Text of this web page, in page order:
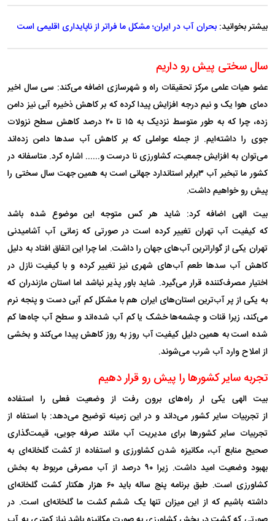
بیشتر بخوانید:بحران آب در ایران؛ مشکل ما فراتر از ناپایداری اقلیمی است
سال سختی پیش رو داریم
عضو هیات علمی مرکز تحقیقات راه و شهر‌سازی اضافه می‌کند: سی سال اخیر
دمای هوا یک و نیم درجه افزایش پیدا کرده که بر کاهش ذخیره آبی نیز دامن
زده، چرا که به طور متوسط نزدیک به ۱۵ تا ۲۰ درصد کاهش سطح نزولات
جوی را داشته‌ایم. از جمله عواملی که بر کاهش آب سد‌ها دامن زده‌اند
می‌توان به افزایش جمعیت، کشاورزی نا درست و...... اشاره کرد. متاسفانه در
کشور ما تبخیر آب ۳برابر استاندارد جهانی است به همین جهت سال سختی را
پیش رو خواهیم داشت.
بیت الهی اضافه کرد: شاید هر کس متوجه این موضوع شده باشد
که کیفیت آب تهران تغییر کرده است در صورتی که زمانی آب آشامیدنی
تهران یکی از گواراترین آب‌های جهان را داشت. اما چرا این اتفاق افتاد به دلیل
کاهش آب سدها طعم آب‌های شهری نیز تغییر کرده و با کیفیت نازل در
اختیار مصرف‌کننده قرار می‌گیرد. شاید باور پذیر نباشد اما استان مازندران که
به یکی از پر آب‌ترین استان‌های ایران هم با مشکل کم آبی دست و پنجه نرم
می‌کند، زیرا قنات و چشمه‌ها خشک یا کم آب شده‌اند و سطح آب چاه‌ها کم
شده است به همین دلیل کیفیت آب روز به روز کاهش پیدا می‌کند و بخشی
از املاح وارد آب شرب می‌شوند.
تجربه سایر کشور‌ها را پیش رو قرار دهیم
بیت الهی یکی ار راه‌های برون رفت از وضعیت فعلی را استفاده
از تجربیات سایر کشور می‌داند و در این زمینه توضیح می‌دهد: با استفاه از
تجربیات سایر کشور‌ها برای مدیریت آب مانند صرفه جویی، قیمت‌گذاری
صحیح منابع آب، مکانیزه شدن کشاورزی و استفاده از کشت گلخانه‌ای به
بهبود وضعیت امید داشت. زیرا ۹۰ درصد از آب مصرفی مربوط به بخش
کشاورزی است. طبق برنامه پنج ساله باید ۶۰ هزار هکتار کشت گلخانه‌ای
داشته باشیم که از این میزان تنها یک ششم کشت ما گلخانه‌ای است. در